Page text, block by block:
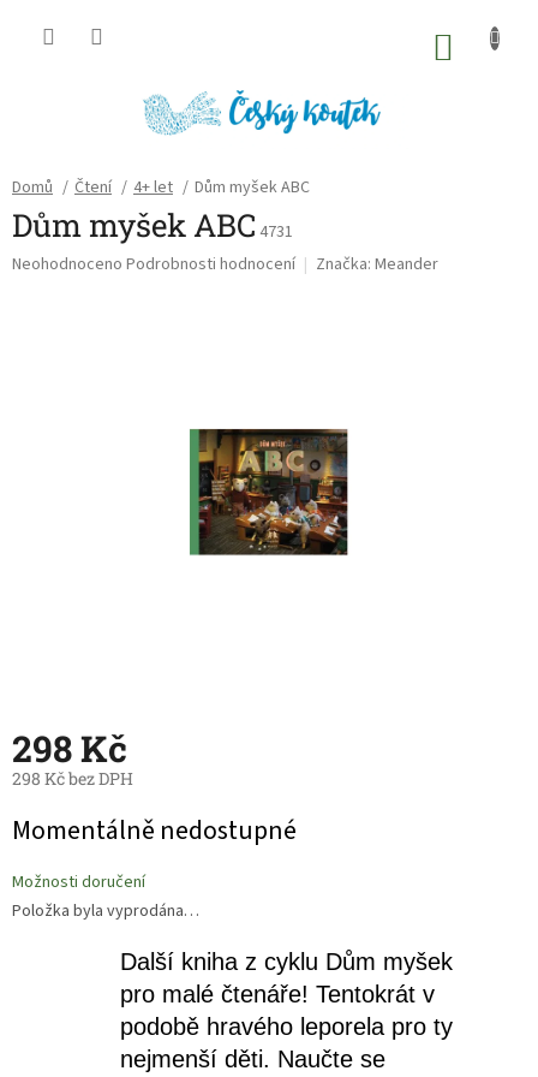
Domů / Čtení / 4+ let / Dům myšek ABC
Dům myšek ABC 4731
Průměrné
Neohodnoceno Podrobnosti hodnocení Značka: Meander
298 Kč
298 Kč bez DPH
cena:
Momentálně nedostupné
Možnosti doručení
Položka byla vyprodána…
Další kniha z cyklu Dům myšek
pro malé čtenáře! Tentokrát v
podobě hravého leporela pro ty
nejmenší děti. Naučte se